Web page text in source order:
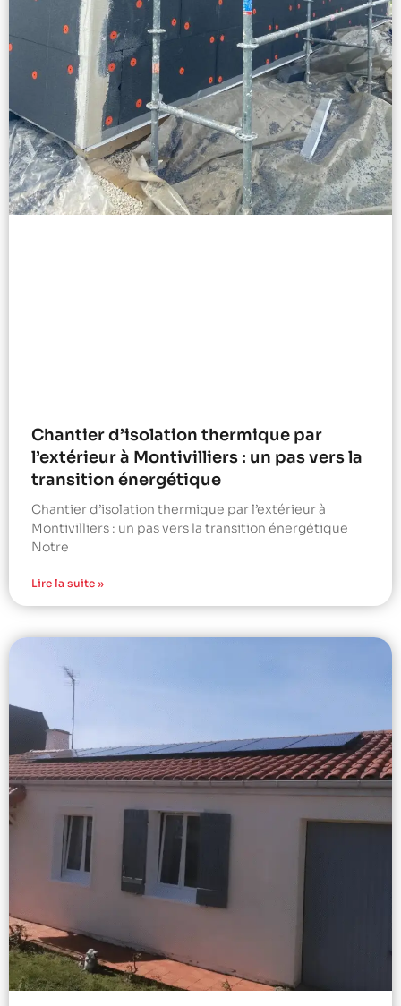
Chantier d’isolation thermique par
l’extérieur à Montivilliers : un pas vers la
transition énergétique
Chantier d’isolation thermique par l’extérieur à
Montivilliers : un pas vers la transition énergétique
Notre
Lire la suite »